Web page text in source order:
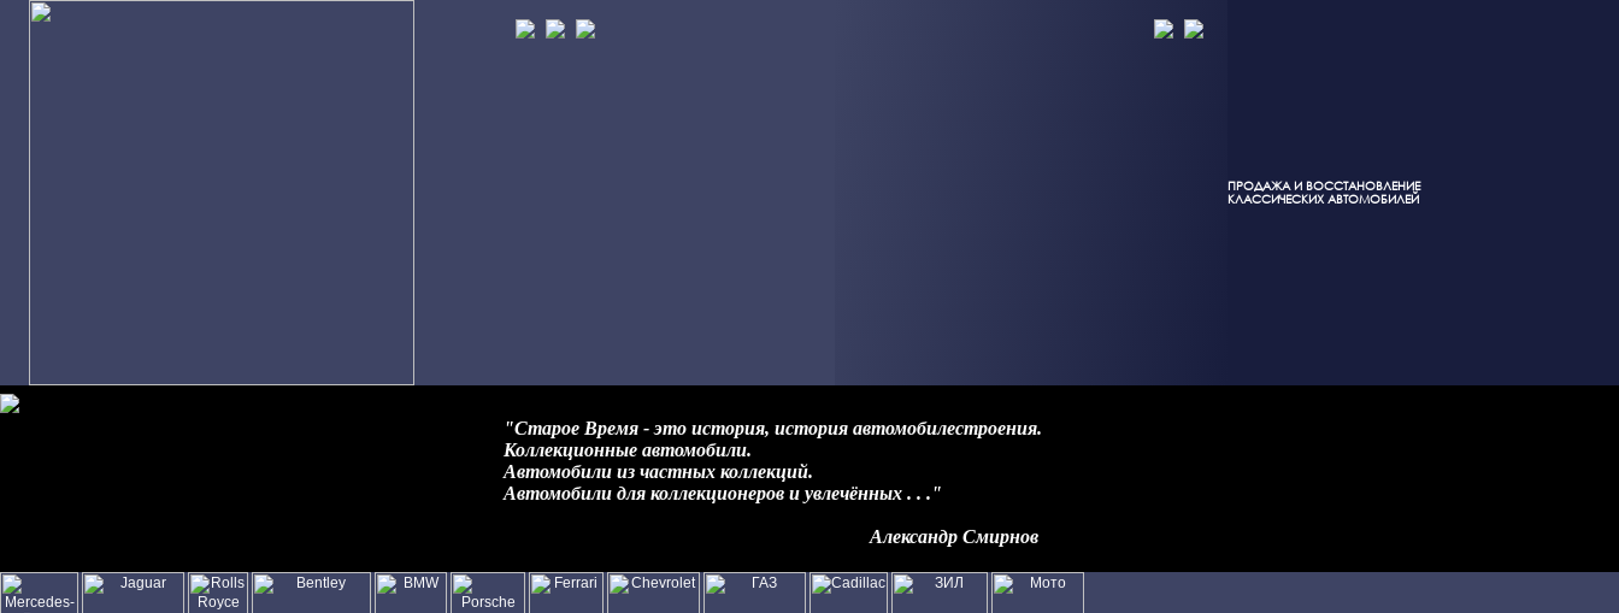
ПРОДАЖА И ВОССТАНОВЛЕНИЕ
КЛАССИЧЕСКИХ АВТОМОБИЛЕЙ
"Старое Время - это история, история автомобилестроения.
Коллекционные автомобили.
Автомобили из частных коллекций.
Автомобили для коллекционеров и увлечённых . . ."
Александр Смирнов